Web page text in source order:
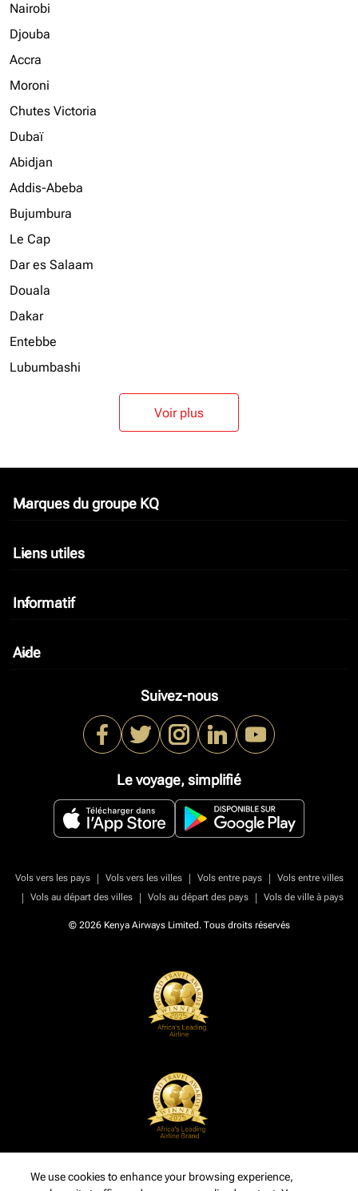
Nairobi
Djouba
Accra
Moroni
Chutes Victoria
Dubaï
Abidjan
Addis-Abeba
Bujumbura
Le Cap
Dar es Salaam
Douala
Dakar
Entebbe
Lubumbashi
Voir plus
Marques du groupe KQ
keyboard_arrow_down
Liens utiles
keyboard_arrow_down
Informatif
keyboard_arrow_down
Aide
keyboard_arrow_down
Suivez-nous
Le voyage, simplifié
Vols vers les pays | Vols vers les villes | Vols entre pays |
Vols entre villes
|
Vols au départ des villes | Vols au départ des pays | Vols de ville à pays
© 2026 Kenya Airways Limited. Tous droits réservés
We use cookies to enhance your browsing experience,